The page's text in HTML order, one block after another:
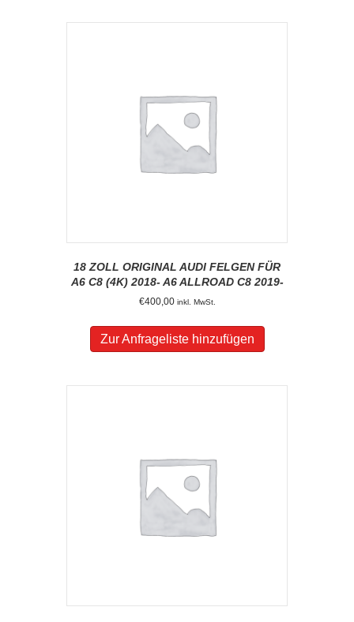
18 ZOLL ORIGINAL AUDI FELGEN FÜR
A6 C8 (4K) 2018- A6 ALLROAD C8 2019-
€400,00 inkl. MwSt.
Zur Anfrageliste hinzufügen